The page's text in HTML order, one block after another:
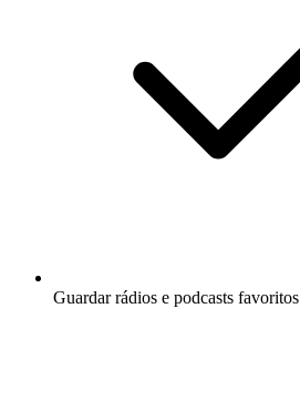
Guardar rádios e podcasts favoritos